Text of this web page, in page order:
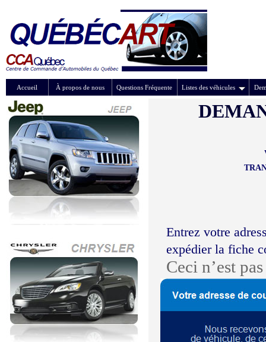
Accueil À propos de nous Questions Fréquente Listes des véhicules
Entrez votre
expédier la fiche
Ceci n’est